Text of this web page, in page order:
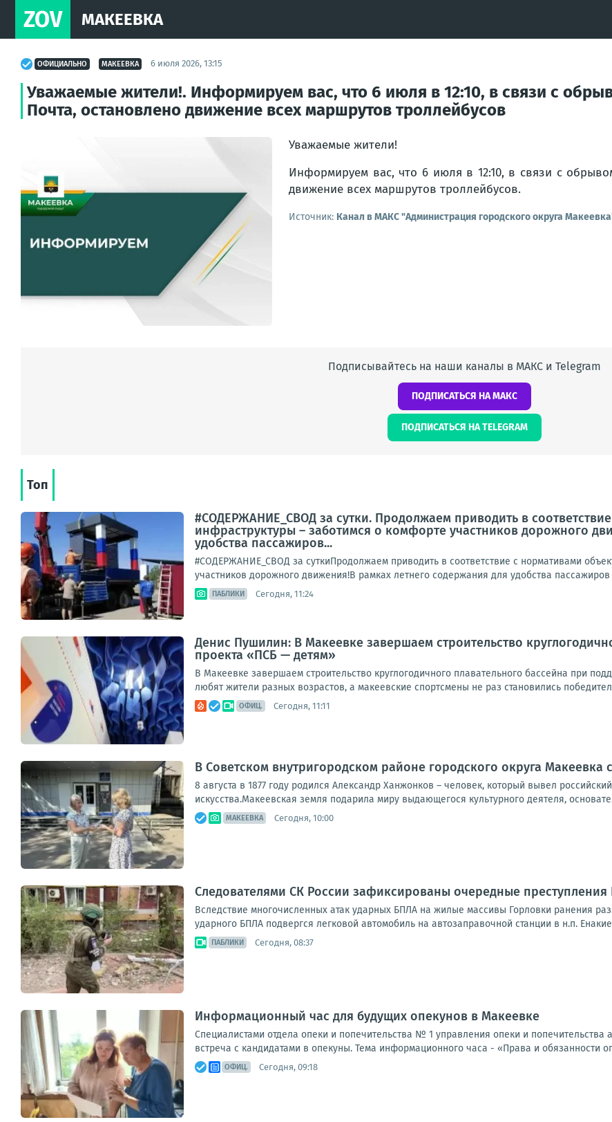
ZOV МАКЕЕВКА
ОФИЦИАЛЬНО МАКЕЕВКА 6 июля 2026, 13:15
Уважаемые жители!. Информируем вас, что 6 июля в 12:10, в связи с
Почта, остановлено движение всех маршрутов троллейбусов
Уважаемые жители!
Информируем вас, что 6 июля в 12:10, в связи с
движение всех маршрутов троллейбусов.
Источник: Канал в МАКС "Администрация городского округа
Подписывайтесь на наши каналы в МАКС и Telegram
ПОДПИСАТЬСЯ НА МАКС
ПОДПИСАТЬСЯ НА TELEGRAM
Топ
#СОДЕРЖАНИЕ_СВОД за сутки. Продолжаем приводить в
инфраструктуры – заботимся о комфорте участников дорожного
удобства пассажиров...
#СОДЕРЖАНИЕ_СВОД за суткиПродолжаем приводить в соответствие с нормативами
участников дорожного движения!В рамках летнего содержания для удобства пассажиров
ПАБЛИКИ Сегодня, 11:24
Денис Пушилин: В Макеевке завершаем строительство
проекта «ПСБ — детям»
В Макеевке завершаем строительство круглогодичного плавательного бассейна при
любят жители разных возрастов, а макеевские спортсмены не раз становились
ОФИЦ. Сегодня, 11:11
В Советском внутригородском районе городского округа
8 августа в 1877 году родился Александр Ханжонков – человек, который вывел
искусства.Макеевская земля подарила миру выдающегося культурного деятеля,
МАКЕЕВКА Сегодня, 10:00
Следователями СК России зафиксированы очередные
Вследствие многочисленных атак ударных БПЛА на жилые массивы Горловки ранения
ударного БПЛА подвергся легковой автомобиль на автозаправочной станции в н.п.
ПАБЛИКИ Сегодня, 08:37
Информационный час для будущих опекунов в Макеевке
Специалистами отдела опеки и попечительства № 1 управления опеки и
встреча с кандидатами в опекуны. Тема информационного часа - «Права и обязанности
ОФИЦ. Сегодня, 09:18